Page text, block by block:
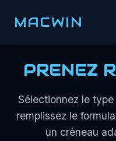
MACWIN
PRENEZ
Sélectionnez le
remplissez le
un créneau